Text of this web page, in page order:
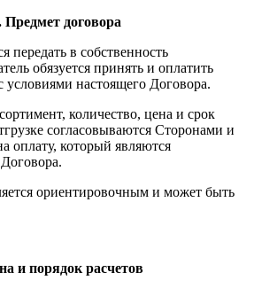
Предмет договора
передать в собственность
обязуется принять и оплатить
условиями настоящего Договора.
количество, цена и срок
согласовываются Сторонами и
оплату, который являются
ориентировочным и может быть
и порядок расчетов